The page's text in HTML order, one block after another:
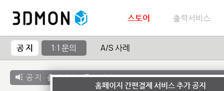
스토어 출력서비스
공 지 1:1 문의 A/S 사례
공 지 : 출력서비스 종료 안내
홈페이지 간편결제 서비스 추가 공지